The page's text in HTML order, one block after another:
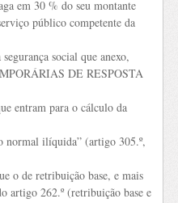
em 30 % do seu montante
público competente da
social que anexo,
DE RESPOSTA
entram para o cálculo da
normal ilíquida” (artigo 305.º,
o de retribuição base, e mais
artigo 262.º (retribuição base e